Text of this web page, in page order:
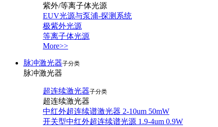
紫外/等离子体光源
EUV光源与泵浦-探测系统
极紫外光源
等离子体光源
More>>
脉冲激光器子分类
脉冲激光器
超连续激光器子分类
超连续激光器
中红外超连续谱激光器 2-10um 50mW
开关型中红外超连续谱光源 1.9-4um 0.9W